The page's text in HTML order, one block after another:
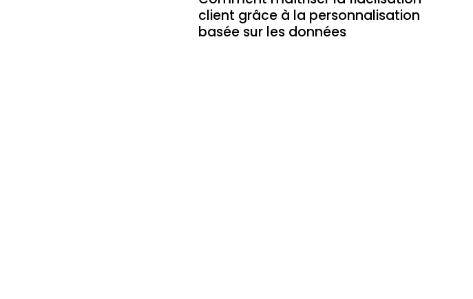
client grâce à la personnalisation
basée sur les données